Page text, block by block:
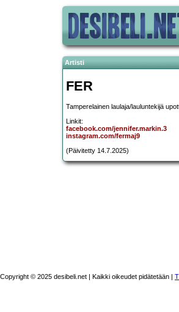
Artisti
FER
Tamperelainen laulaja/lauluntekijä
Linkit:
facebook.com/jennifer.markin.3
instagram.com/fermaj9
(Päivitetty 14.7.2025)
Copyright © 2025 desibeli.net | Kaikki oikeudet pidätetään |